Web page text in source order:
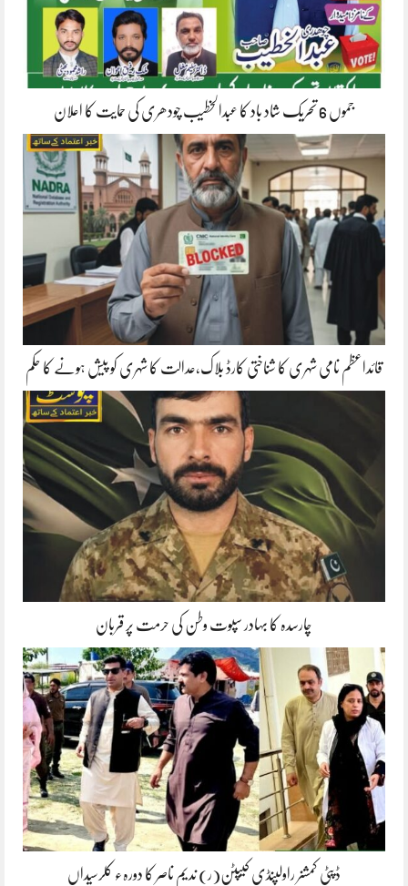
جموں 6 تحریک شاد باد کا عبدالخطیب چودھری کی حمایت کا اعلان
قائداعظم نامی شہری کا شناختی کارڈ بلاک،عدالت کا شہری کو پیش ہونے کا حکم
چارسدہ کا بہادر سپوت وطن کی حرمت پر قربان
ڈپٹی کمشنر راولپنڈی کیپٹن(ر) ندیم ناصر کا دورہء کلرسیداں